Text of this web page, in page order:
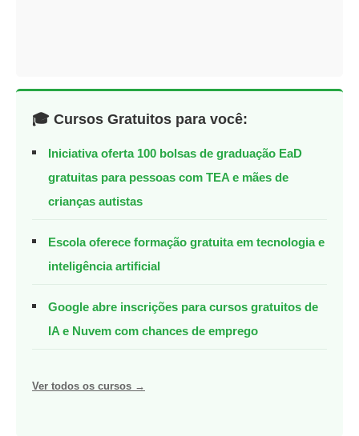
🎓 Cursos Gratuitos para você:
Iniciativa oferta 100 bolsas de graduação EaD
gratuitas para pessoas com TEA e mães de
crianças autistas
Escola oferece formação gratuita em tecnologia e
inteligência artificial
Google abre inscrições para cursos gratuitos de
IA e Nuvem com chances de emprego
Ver todos os cursos →